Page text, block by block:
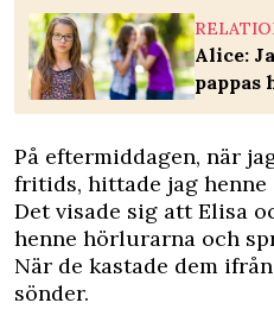
Alice:
pappas
På eftermiddagen, när
fritids, hittade jag
Det visade sig att Elisa
henne hörlurarna och
När de kastade dem
sönder.